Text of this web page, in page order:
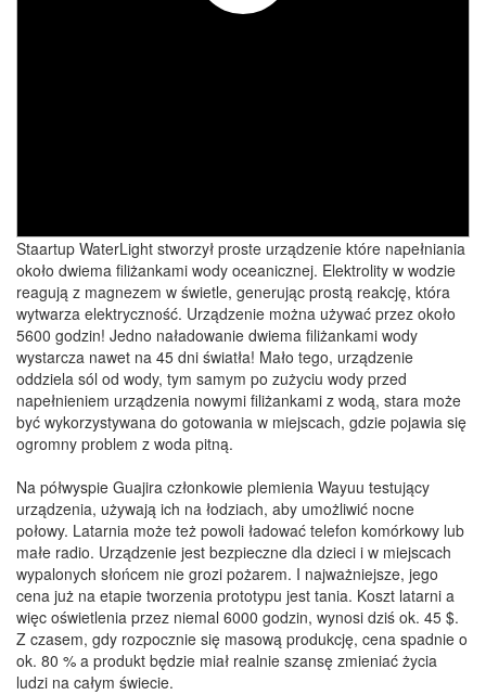
Staartup WaterLight stworzył proste urządzenie które napełniania
około dwiema filiżankami wody oceanicznej. Elektrolity w wodzie
reagują z magnezem w świetle, generując prostą reakcję, która
wytwarza elektryczność. Urządzenie można używać przez około
5600 godzin! Jedno naładowanie dwiema filiżankami wody
wystarcza nawet na 45 dni światła! Mało tego, urządzenie
oddziela sól od wody, tym samym po zużyciu wody przed
napełnieniem urządzenia nowymi filiżankami z wodą, stara może
być wykorzystywana do gotowania w miejscach, gdzie pojawia się
ogromny problem z woda pitną.
Na półwyspie Guajira członkowie plemienia Wayuu testujący
urządzenia, używają ich na łodziach, aby umożliwić nocne
połowy. Latarnia może też powoli ładować telefon komórkowy lub
małe radio. Urządzenie jest bezpieczne dla dzieci i w miejscach
wypalonych słońcem nie grozi pożarem. I najważniejsze, jego
cena już na etapie tworzenia prototypu jest tania. Koszt latarni a
więc oświetlenia przez niemal 6000 godzin, wynosi dziś ok. 45 $.
Z czasem, gdy rozpocznie się masową produkcję, cena spadnie o
ok. 80 % a produkt będzie miał realnie szansę zmieniać życia
ludzi na całym świecie.